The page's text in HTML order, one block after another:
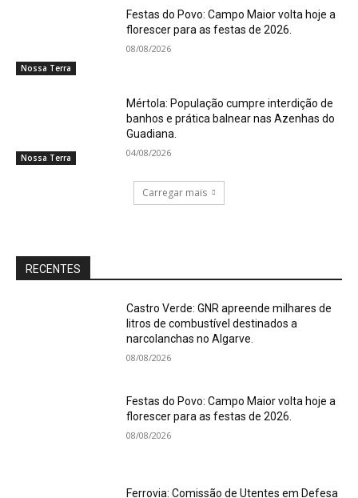
Nossa Terra
Festas do Povo: Campo Maior volta hoje a
florescer para as festas de 2026.
08/08/2026
Nossa Terra
Mértola: População cumpre interdição de
banhos e prática balnear nas Azenhas do
Guadiana.
04/08/2026
Carregar mais
RECENTES
Castro Verde: GNR apreende milhares de
litros de combustível destinados a
narcolanchas no Algarve.
08/08/2026
Festas do Povo: Campo Maior volta hoje a
florescer para as festas de 2026.
08/08/2026
Ferrovia: Comissão de Utentes em Defesa